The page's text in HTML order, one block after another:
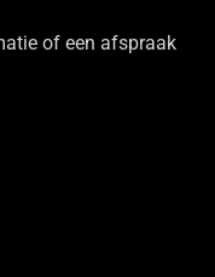
of een afspraak